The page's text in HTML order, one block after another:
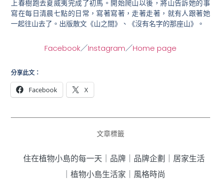
上春樹跑去夏威夷完成了初馬。開始爬山以後，將山告訴她的事
寫在每日清晨七點的日常，寫著寫著，走著走著，就有人跟著她
一起往山去了。出版散文《山之間》、《沒有名字的那座山》。
Facebook／Instagram／Home page
分享此文：
Facebook X
文章標籤
住在植物小島的每一天 品牌 品牌企劃
居家生活
植物小島生活家 風格時尚